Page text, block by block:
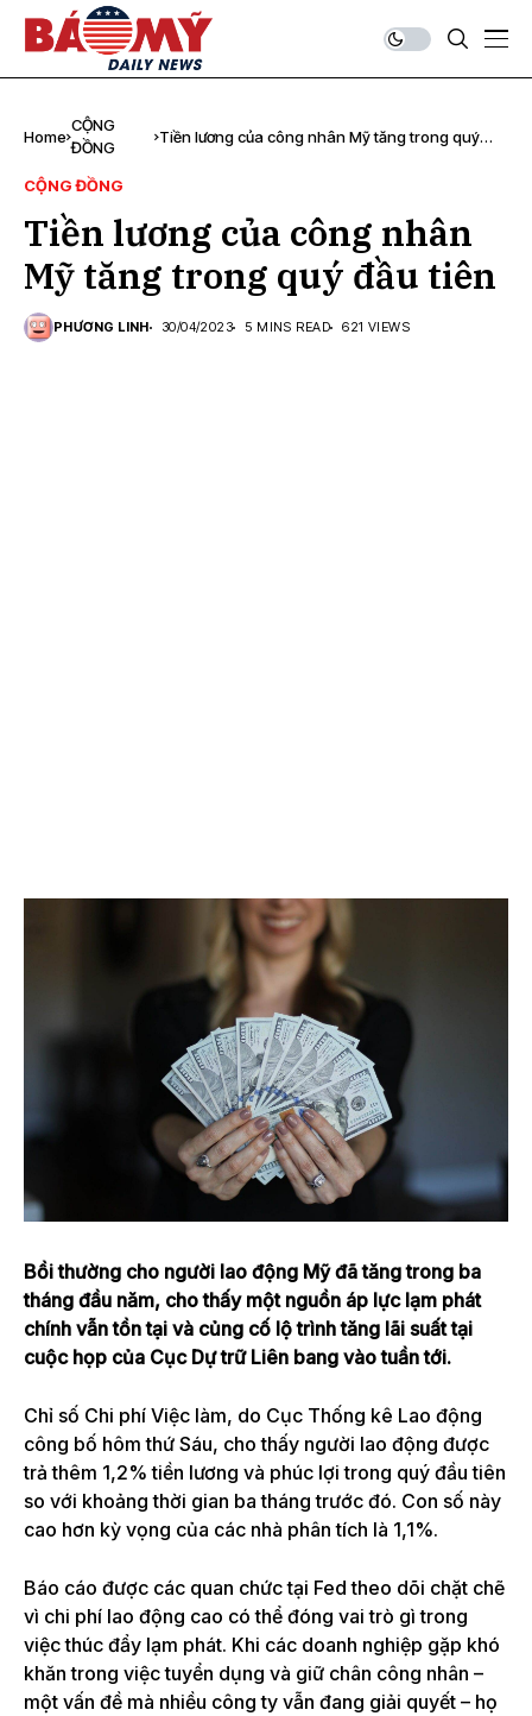
Home
CỘNG
ĐỒNG
Tiền lương của công nhân Mỹ tăng trong quý
CỘNG ĐỒNG
Tiền lương của công nhân
Mỹ tăng trong quý đầu tiên
PHƯƠNG LINH 30/04/2023 5 MINS READ 621 VIEWS
Bồi thường cho người lao động Mỹ đã tăng trong ba
tháng đầu năm, cho thấy một nguồn áp lực lạm phát
chính vẫn tồn tại và củng cố lộ trình tăng lãi suất tại
cuộc họp của Cục Dự trữ Liên bang vào tuần tới.
Chỉ số Chi phí Việc làm, do Cục Thống kê Lao động
công bố hôm thứ Sáu, cho thấy người lao động được
trả thêm 1,2% tiền lương và phúc lợi trong quý đầu tiên
so với khoảng thời gian ba tháng trước đó. Con số này
cao hơn kỳ vọng của các nhà phân tích là 1,1%.
Báo cáo được các quan chức tại Fed theo dõi chặt chẽ
vì chi phí lao động cao có thể đóng vai trò gì trong
việc thúc đẩy lạm phát. Khi các doanh nghiệp gặp khó
khăn trong việc tuyển dụng và giữ chân công nhân –
một vấn đề mà nhiều công ty vẫn đang giải quyết – họ